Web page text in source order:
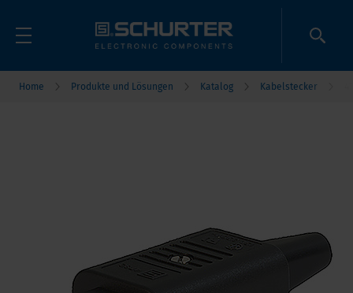
Home Produkte und Lösungen Katalog Kabelstecker